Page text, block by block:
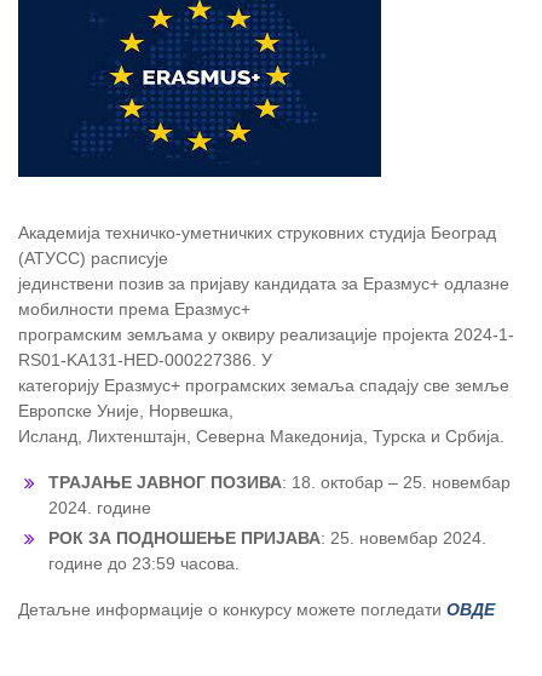
Академија техничко-уметничких струковних студија Београд
(АТУСС) расписује
јединствени позив за пријаву кандидата за Еразмус+ одлазне
мобилности према Еразмус+
програмским земљама у оквиру реализације пројекта 2024-1-
RS01-KA131-HED-000227386. У
категорију Еразмус+ програмских земаља спадају све земље
Европске Уније, Норвешка,
Исланд, Лихтенштајн, Северна Македонија, Турска и Србија.
ТРАЈАЊЕ ЈАВНОГ ПОЗИВА: 18. октобар – 25. новембар
2024. године
РОК ЗА ПОДНОШЕЊЕ ПРИЈАВА: 25. новембар 2024.
године до 23:59 часова.
Детаљне информације о конкурсу можете погледати ОВДЕ